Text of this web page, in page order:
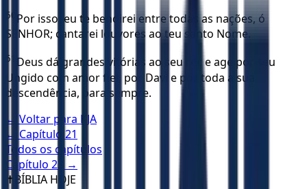
50 Por isso, eu te bendirei entre todas as nações, ó
SENHOR; cantarei louvores ao teu santo Nome.
51
Deus dá grandes vitórias ao seu rei; e age por seu
Ungido com amor fiel, por Davi e por toda a sua
descendência, para sempre.
← Voltar para KJA
← Capítulo 21
Todos os capítulos
Capítulo 23
→
✝️ BÍBLIA HOJE